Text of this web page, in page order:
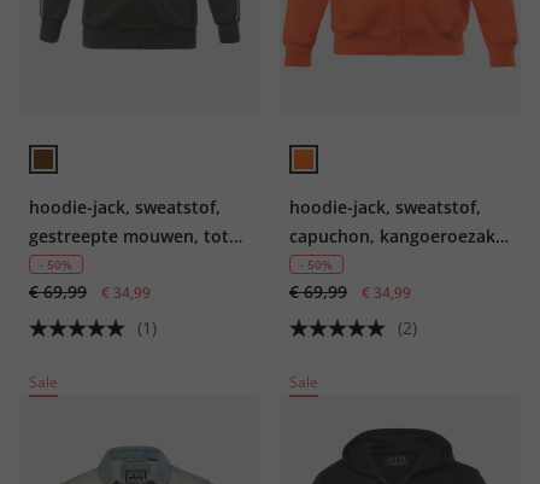
hoodie-jack, sweatstof,
gestreepte mouwen, tot
8XL
- 50%
€ 69,99 € 34,99
(1)
hoodie-jack, sweatstof,
capuchon, kangoeroezak,
tot 8XL
- 50%
€ 69,99 € 34,99
(2)
Sale Sale